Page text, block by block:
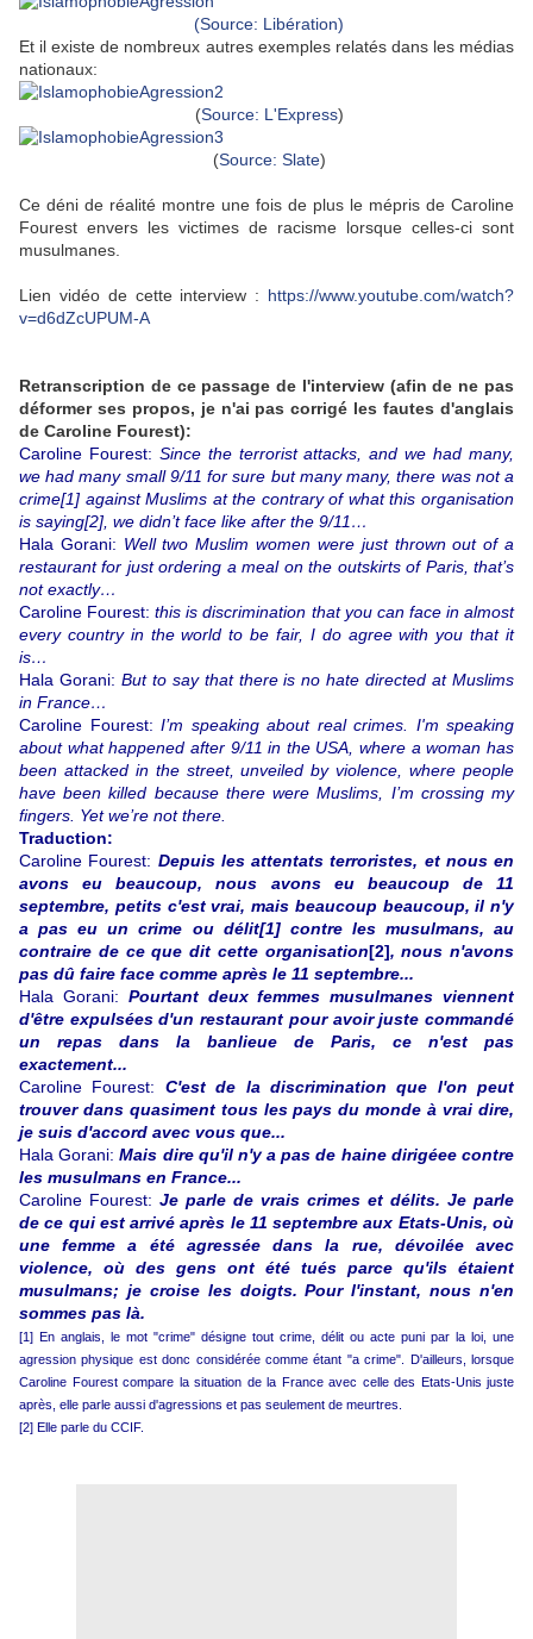
(Source: Libération)
Et il existe de nombreux autres exemples relatés dans les médias
nationaux:
(Source: L'Express)
(Source: Slate)
Ce déni de réalité montre une fois de plus le mépris de Caroline
Fourest envers les victimes de racisme lorsque celles-ci sont
musulmanes.
Lien vidéo de cette interview : https://www.youtube.com/watch?
v=d6dZcUPUM-A
Retranscription de ce passage de l'interview (afin de ne pas
déformer ses propos, je n'ai pas corrigé les fautes d'anglais
de Caroline Fourest):
Caroline Fourest: Since the terrorist attacks, and we had many,
we had many small 9/11 for sure but many many, there was not a
crime[1] against Muslims at the contrary of what this organisation
is saying[2], we didn’t face like after the 9/11…
Hala Gorani: Well two Muslim women were just thrown out of a
restaurant for just ordering a meal on the outskirts of Paris, that’s
not exactly…
Caroline Fourest: this is discrimination that you can face in almost
every country in the world to be fair, I do agree with you that it
is…
Hala Gorani: But to say that there is no hate directed at Muslims
in France…
Caroline Fourest: I’m speaking about real crimes. I'm speaking
about what happened after 9/11 in the USA, where a woman has
been attacked in the street, unveiled by violence, where people
have been killed because there were Muslims, I’m crossing my
fingers. Yet we’re not there.
Traduction:
Caroline Fourest: Depuis les attentats terroristes, et nous en
avons eu beaucoup, nous avons eu beaucoup de 11
septembre, petits c'est vrai, mais beaucoup beaucoup, il n'y
a pas eu un crime ou délit[1] contre les musulmans, au
contraire de ce que dit cette organisation[2], nous n'avons
pas dû faire face comme après le 11 septembre...
Hala Gorani: Pourtant deux femmes musulmanes viennent
d'être expulsées d'un restaurant pour avoir juste commandé
un repas dans la banlieue de Paris, ce n'est pas
exactement...
Caroline Fourest: C'est de la discrimination que l'on peut
trouver dans quasiment tous les pays du monde à vrai dire,
je suis d'accord avec vous que...
Hala Gorani: Mais dire qu'il n'y a pas de haine dirigéee contre
les musulmans en France...
Caroline Fourest: Je parle de vrais crimes et délits. Je parle
de ce qui est arrivé après le 11 septembre aux Etats-Unis, où
une femme a été agressée dans la rue, dévoilée avec
violence, où des gens ont été tués parce qu'ils étaient
musulmans; je croise les doigts. Pour l'instant, nous n'en
sommes pas là.
[1] En anglais, le mot "crime" désigne tout crime, délit ou acte puni par la loi, une
agression physique est donc considérée comme étant "a crime". D'ailleurs, lorsque
Caroline Fourest compare la situation de la France avec celle des Etats-Unis juste
après, elle parle aussi d'agressions et pas seulement de meurtres.
[2] Elle parle du CCIF.